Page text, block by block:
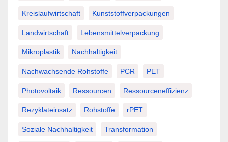
Kreislaufwirtschaft Kunststoffverpackungen
Landwirtschaft Lebensmittelverpackung
Mikroplastik Nachhaltigkeit
Nachwachsende Rohstoffe PCR PET
Photovoltaik Ressourcen Ressourceneffizienz
Rezyklateinsatz Rohstoffe rPET
Soziale Nachhaltigkeit Transformation